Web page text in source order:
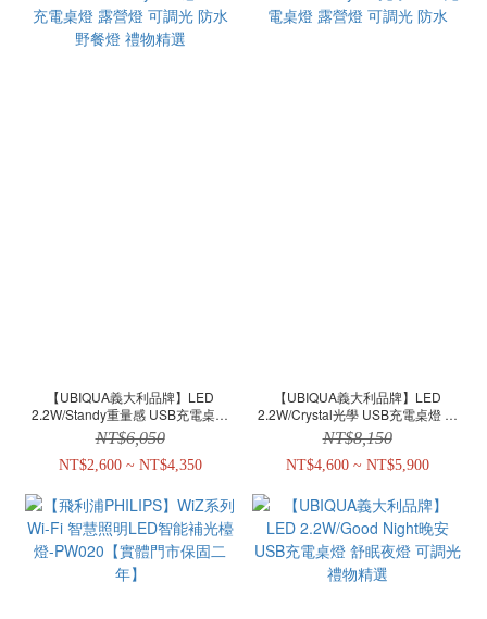
【UBIQUA義大利品牌】LED
2.2W/Standy重量感 USB充電桌燈
露營燈 可調光 防水 野餐燈 禮物精選
NT$6,050
NT$2,600 ~ NT$4,350
【UBIQUA義大利品牌】LED
2.2W/Crystal光學 USB充電桌燈 露
營燈 可調光 防水
NT$8,150
NT$4,600 ~ NT$5,900